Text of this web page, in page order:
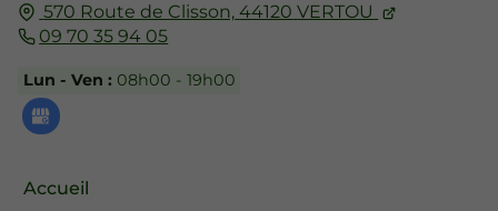
570 Route de Clisson, 44120 VERTOU
09 70 35 94 05
Lun - Ven : 08h00 - 19h00
Accueil